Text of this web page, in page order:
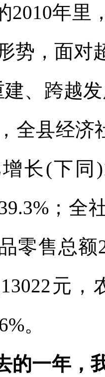
2010年里
势，面对
建、跨越
全县经济
长(下同
；全
零售总额
元，
。
一年，